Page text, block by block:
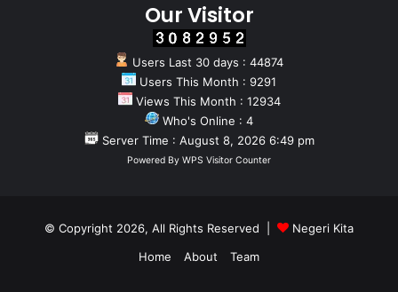
Our Visitor
Users Last 30 days : 44874
Users This Month : 9291
Views This Month : 12934
Who's Online : 4
Server Time : August 8, 2026 6:49 pm
Powered By WPS Visitor Counter
© Copyright 2026, All Rights Reserved |
Negeri Kita
Home
About Team